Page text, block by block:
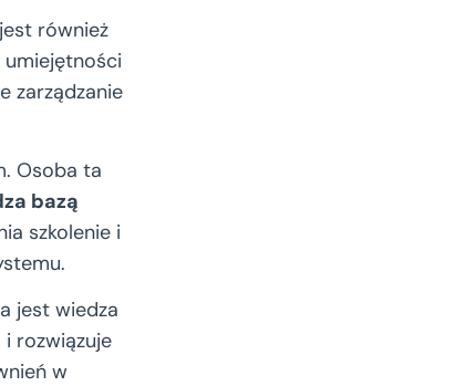
również
umiejętności
zarządzanie
Osoba ta
bazą
szkolenie i
jest wiedza
rozwiązuje
w